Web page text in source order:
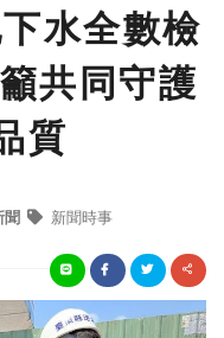
水全數檢
共同守護
質
聞 新聞時事